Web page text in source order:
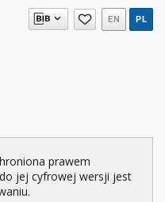
EN PL
prawem
jej cyfrowej wersji jest